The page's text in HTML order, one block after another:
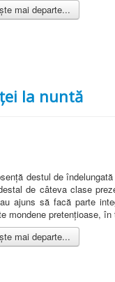
mai departe...
la nuntă
destul de
de câteva clase
ajuns să facă parte
mondene pretențioase,
mai departe...